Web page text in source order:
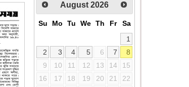
August 2026
Su Mo Tu We Th Fr
Sa
1
2
3 4 5 6 7
8
9
10 11 12 13 14
15
16
17 18 19 20 21
22